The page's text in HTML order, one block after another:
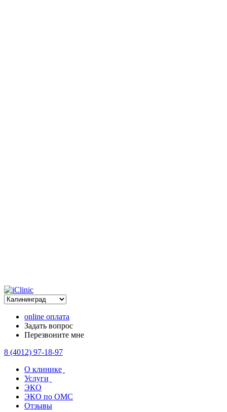
online оплата
Задать вопрос
Перезвоните мне
8 (4012) 97-18-97
О клинике ̬
Услуги ̬
ЭКО
ЭКО по ОМС
Отзывы